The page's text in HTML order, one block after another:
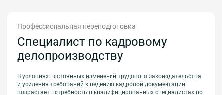
Профессиональная переподготовка
Специалист по кадровому
делопроизводству
В условиях постоянных изменений трудового законодательства
и усиления требований к ведению кадровой документации
возрастает потребность в квалифицированных специалистах по
Заказать